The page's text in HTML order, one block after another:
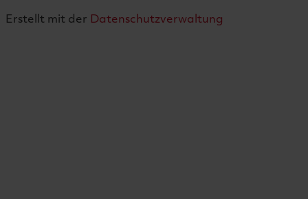
Erstellt mit der Datenschutzverwaltung